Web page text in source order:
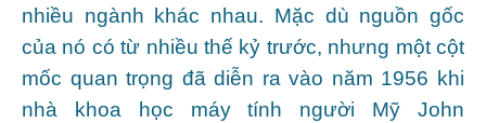
nhiều ngành khác nhau. Mặc dù nguồn gốc
của nó có từ nhiều thế kỷ trước, nhưng một cột
mốc quan trọng đã diễn ra vào năm 1956 khi
nhà khoa học máy tính người Mỹ John